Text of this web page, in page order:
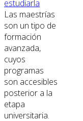
estudiarla
Las maestrías
son un tipo de
formación
avanzada,
cuyos
programas
son accesibles
posterior a la
etapa
universitaria.